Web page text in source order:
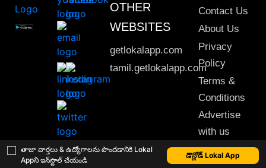
తాజా వార్తలు & ఉద్యోగాలను పొందడానికి Lokal
Appని ఇన్‌స్టాల్ చేయండి
డౌన్లోడ్ Lokal App
OTHER
WEBSITES
getlokalapp.com
tamil.getlokalapp.com
Contact Us
About Us
Privacy
Policy
Terms &
Conditions
Advertise
with us
Sitemap
This material may not be published, transmitted, rewritten or redistributed. © 2020 Lokal App. All rights reserved.